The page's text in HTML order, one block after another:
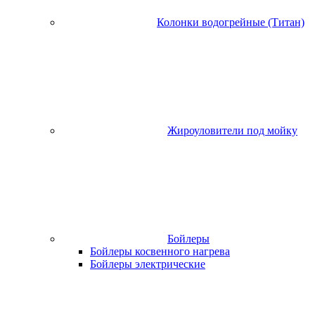
Колонки водогрейные (Титан)
Жироуловители под мойку
Бойлеры
Бойлеры косвенного нагрева
Бойлеры электрические